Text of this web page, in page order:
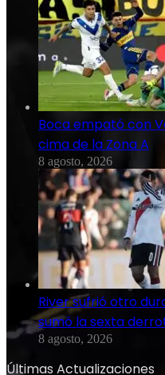
Boca empató con
cima de la Zona A
8 agosto, 2026
River sufrió otro
sumó la sexta
8 agosto, 2026
Últimas Actualizaciones